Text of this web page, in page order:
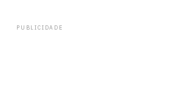
PUBLICIDADE